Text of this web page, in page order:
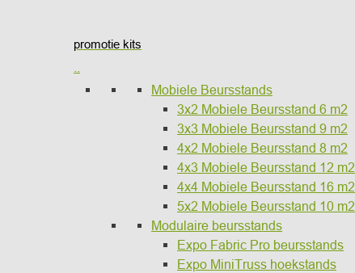
promotie kits
Mobiele Beursstands
3x2 Mobiele Beursstand 6 m2
3x3 Mobiele Beursstand 9 m2
4x2 Mobiele Beursstand 8 m2
4x3 Mobiele Beursstand 12 m2
4x4 Mobiele Beursstand 16 m2
5x2 Mobiele Beursstand 10 m2
Modulaire beursstands
Expo Fabric Pro beursstands
Expo MiniTruss hoekstands